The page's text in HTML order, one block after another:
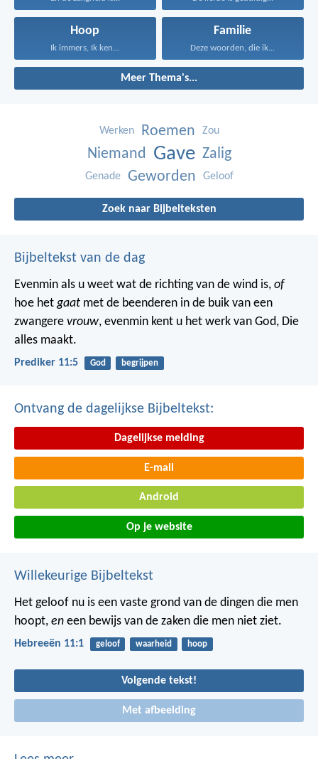
Hoop
Ik immers, Ik ken...
Familie
Deze woorden, die ik...
Meer Thema's...
Werken Roemen Zou
Niemand Gave Zalig
Genade Geworden Geloof
Zoek naar Bijbelteksten
Bijbeltekst van de dag
Evenmin als u weet wat de richting van de wind is, of
hoe hetgaat met de beenderen in de buik van een
zwangere vrouw, evenmin kent u het werk van God, Die
alles maakt.
Prediker 11:5 God begrijpen
Ontvang de dagelijkse Bijbeltekst:
Dagelijkse melding
E-mail
Android
Op je website
Willekeurige Bijbeltekst
Het geloof nu is een vaste grond van de dingen die men
hoopt, en een bewijs van de zaken die men niet ziet.
Hebreeën 11:1 geloof waarheid hoop
Volgende tekst!
Met afbeelding